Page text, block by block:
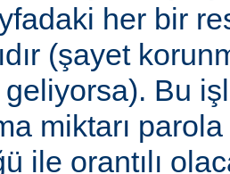
her bir
(şayet
Bu
miktarı parola
ile orantılı